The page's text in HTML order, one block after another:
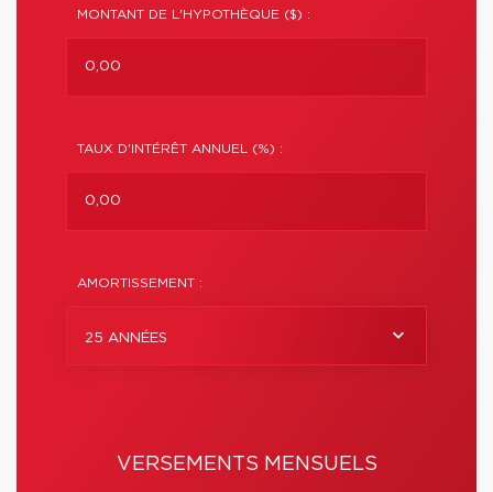
MONTANT DE L'HYPOTHÈQUE ($) :
TAUX D'INTÉRÊT ANNUEL (%) :
AMORTISSEMENT :
25 ANNÉES
VERSEMENTS MENSUELS